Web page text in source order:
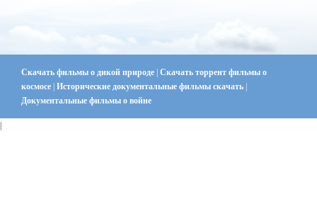
Скачать фильмы о дикой природе | Скачать торрент фильмы о
космосе | Исторические документальные фильмы скачать |
Документальные фильмы о войне
|